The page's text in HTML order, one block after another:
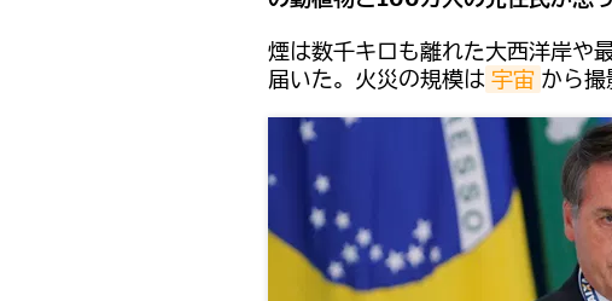
煙は数千キロも離れた大西洋岸や
届いた。火災の規模は 宇宙 から撮